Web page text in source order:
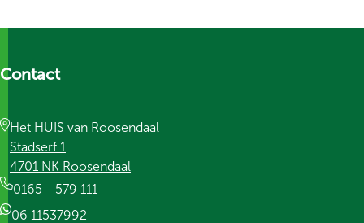
Contact
Het HUIS van Roosendaal
Stadserf 1
4701 NK Roosendaal
0165 - 579 111
06 11537992